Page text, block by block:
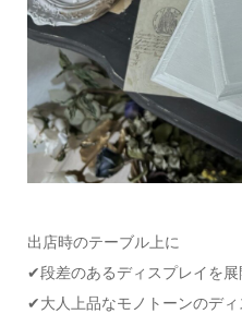
出店時のテーブル上に
✔段差のあるディスプレイを展
✔大人上品なモノトーンのデ